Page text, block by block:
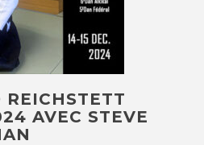
AVEC STEVE